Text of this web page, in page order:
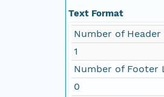
Text Format
Number of Header
1
Number of Footer
0